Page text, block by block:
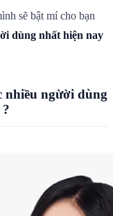
sẽ bật mí cho bạn
dùng nhất hiện nay
nhiều ngừời dùng